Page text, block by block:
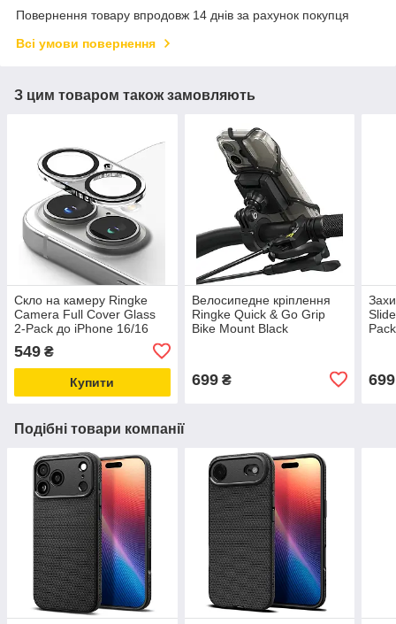
Повернення товару впродовж 14 днів за рахунок покупця
Всі умови повернення
З цим товаром також замовляють
Скло на камеру Ringke
Camera Full Cover Glass
2-Pack до iPhone 16/16
549 ₴
Купити
Велосипедне кріплення
Ringke Quick & Go Grip
Bike Mount Black
699₴ 699
Подібні товари компанії